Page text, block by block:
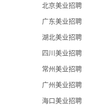
◎合作对象：
1、希望获得别人尊
雅凯公司为使员工
域，环境优美干净
化福利。
我们搭建好了齐全
北京美业招聘
广东美业招聘
湖北美业招聘
四川美业招聘
常州美业招聘
广州美业招聘
海口美业招聘